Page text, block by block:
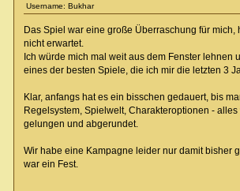
Username: Bukhar
Das Spiel war eine große Überraschung für
nicht erwartet.
Ich würde mich mal weit aus dem Fenster lehnen
eines der besten Spiele, die ich mir die letzten 3
Klar, anfangs hat es ein bisschen gedauert, bis
Regelsystem, Spielwelt, Charakteroptionen -
gelungen und abgerundet.
Wir habe eine Kampagne leider nur damit bisher
war ein Fest.